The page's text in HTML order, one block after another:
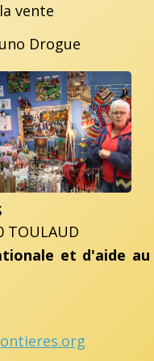
vente
Drogue
TOULAUD
et d'aide au